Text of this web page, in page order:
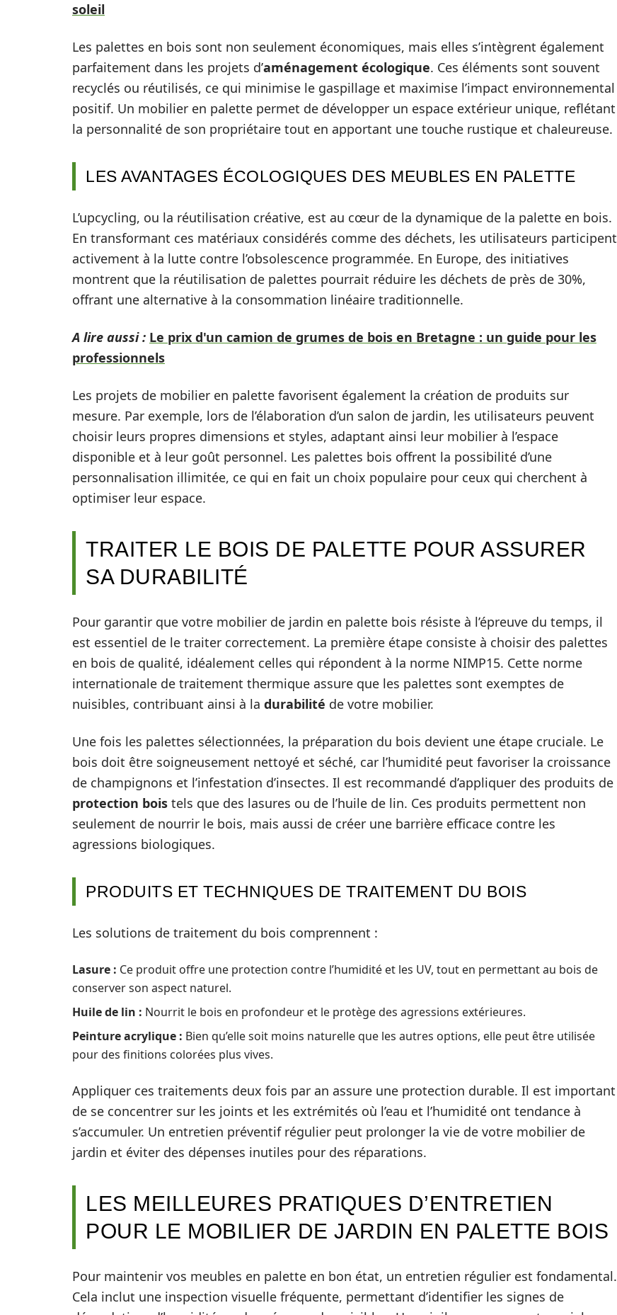
soleil
Les palettes en bois sont non seulement économiques, mais elles s’intègrent également
parfaitement dans les projets d’aménagement écologique. Ces éléments sont souvent
recyclés ou réutilisés, ce qui minimise le gaspillage et maximise l’impact environnemental
positif. Un mobilier en palette permet de développer un espace extérieur unique, reflétant
la personnalité de son propriétaire tout en apportant une touche rustique et chaleureuse.
LES AVANTAGES ÉCOLOGIQUES DES MEUBLES EN PALETTE
L’upcycling, ou la réutilisation créative, est au cœur de la dynamique de la palette en bois.
En transformant ces matériaux considérés comme des déchets, les utilisateurs participent
activement à la lutte contre l’obsolescence programmée. En Europe, des initiatives
montrent que la réutilisation de palettes pourrait réduire les déchets de près de 30%,
offrant une alternative à la consommation linéaire traditionnelle.
A lire aussi : Le prix d'un camion de grumes de bois en Bretagne : un guide pour les
professionnels
Les projets de mobilier en palette favorisent également la création de produits sur
mesure. Par exemple, lors de l’élaboration d’un salon de jardin, les utilisateurs peuvent
choisir leurs propres dimensions et styles, adaptant ainsi leur mobilier à l’espace
disponible et à leur goût personnel. Les palettes bois offrent la possibilité d’une
personnalisation illimitée, ce qui en fait un choix populaire pour ceux qui cherchent à
optimiser leur espace.
TRAITER LE BOIS DE PALETTE POUR ASSURER
SA DURABILITÉ
Pour garantir que votre mobilier de jardin en palette bois résiste à l’épreuve du temps, il
est essentiel de le traiter correctement. La première étape consiste à choisir des palettes
en bois de qualité, idéalement celles qui répondent à la norme NIMP15. Cette norme
internationale de traitement thermique assure que les palettes sont exemptes de
nuisibles, contribuant ainsi à la durabilité de votre mobilier.
Une fois les palettes sélectionnées, la préparation du bois devient une étape cruciale. Le
bois doit être soigneusement nettoyé et séché, car l’humidité peut favoriser la croissance
de champignons et l’infestation d’insectes. Il est recommandé d’appliquer des produits de
protection bois tels que des lasures ou de l’huile de lin. Ces produits permettent non
seulement de nourrir le bois, mais aussi de créer une barrière efficace contre les
agressions biologiques.
PRODUITS ET TECHNIQUES DE TRAITEMENT DU BOIS
Les solutions de traitement du bois comprennent :
Lasure : Ce produit offre une protection contre l’humidité et les UV, tout en permettant au bois de
conserver son aspect naturel.
Huile de lin : Nourrit le bois en profondeur et le protège des agressions extérieures.
Peinture acrylique : Bien qu’elle soit moins naturelle que les autres options, elle peut être utilisée
pour des finitions colorées plus vives.
Appliquer ces traitements deux fois par an assure une protection durable. Il est important
de se concentrer sur les joints et les extrémités où l’eau et l’humidité ont tendance à
s’accumuler. Un entretien préventif régulier peut prolonger la vie de votre mobilier de
jardin et éviter des dépenses inutiles pour des réparations.
LES MEILLEURES PRATIQUES D’ENTRETIEN
POUR LE MOBILIER DE JARDIN EN PALETTE BOIS
Pour maintenir vos meubles en palette en bon état, un entretien régulier est fondamental.
Cela inclut une inspection visuelle fréquente, permettant d’identifier les signes de